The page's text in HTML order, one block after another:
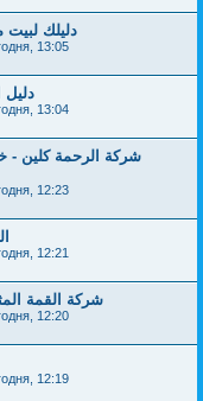
دليلك لبيت
13:05
دليل
13:04
شركة الرحمة كلين -
12:23
12:21
شركة القمة
12:20
12:19